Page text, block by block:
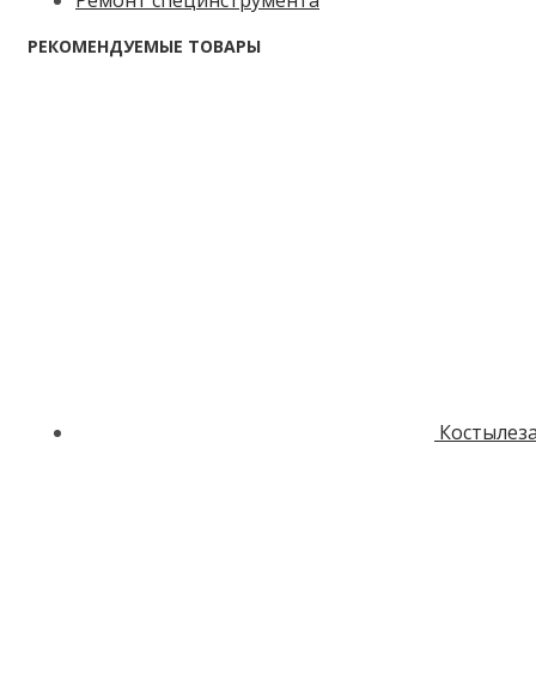
РЕКОМЕНДУЕМЫЕ ТОВАРЫ